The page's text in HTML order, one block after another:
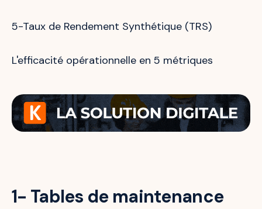
5-Taux de Rendement Synthétique (TRS)
L'efficacité opérationnelle en 5 métriques
1- Tables de maintenance